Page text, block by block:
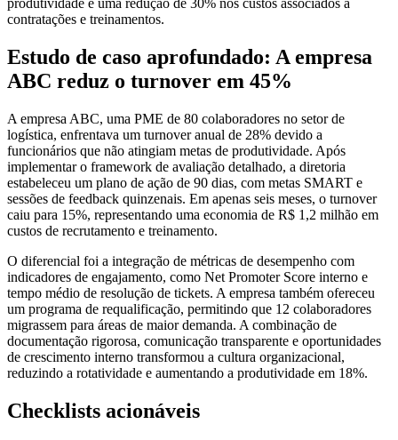
produtividade e uma redução de 30% nos custos associados a
contratações e treinamentos.
Estudo de caso aprofundado: A empresa
ABC reduz o turnover em 45%
A empresa ABC, uma PME de 80 colaboradores no setor de
logística, enfrentava um turnover anual de 28% devido a
funcionários que não atingiam metas de produtividade. Após
implementar o framework de avaliação detalhado, a diretoria
estabeleceu um plano de ação de 90 dias, com metas SMART e
sessões de feedback quinzenais. Em apenas seis meses, o turnover
caiu para 15%, representando uma economia de R$ 1,2 milhão em
custos de recrutamento e treinamento.
O diferencial foi a integração de métricas de desempenho com
indicadores de engajamento, como Net Promoter Score interno e
tempo médio de resolução de tickets. A empresa também ofereceu
um programa de requalificação, permitindo que 12 colaboradores
migrassem para áreas de maior demanda. A combinação de
documentação rigorosa, comunicação transparente e oportunidades
de crescimento interno transformou a cultura organizacional,
reduzindo a rotatividade e aumentando a produtividade em 18%.
Checklists acionáveis